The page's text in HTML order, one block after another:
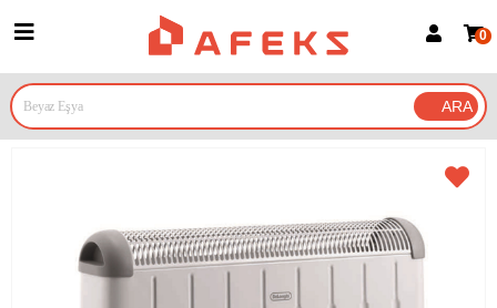
Google İle Bağlan
0